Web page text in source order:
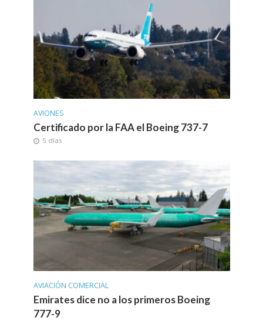
AVIONES
Certificado por la FAA el Boeing 737-7
5 días
AVIACIÓN COMERCIAL
Emirates dice no a los primeros Boeing
777-9